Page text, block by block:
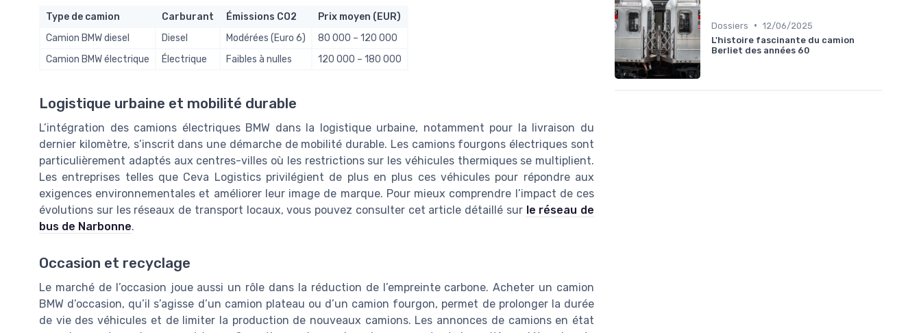
Type de camion Carburant Émissions CO2
Prix moyen (EUR)
Camion BMW diesel
Diesel Modérées (Euro 6)
80 000 – 120 000
Camion BMW électrique
Électrique Faibles à nulles 120 000 – 180 000
Logistique urbaine et mobilité durable
L’intégration des camions électriques BMW dans la logistique urbaine, notamment pour la livraison du
dernier kilomètre, s’inscrit dans une démarche de mobilité durable. Les camions fourgons électriques sont
particulièrement adaptés aux centres-villes où les restrictions sur les véhicules thermiques se multiplient.
Les entreprises telles que Ceva Logistics privilégient de plus en plus ces véhicules pour répondre aux
exigences environnementales et améliorer leur image de marque. Pour mieux comprendre l’impact de ces
évolutions sur les réseaux de transport locaux, vous pouvez consulter cet article détaillé sur le réseau de
bus de Narbonne.
Occasion et recyclage
Le marché de l’occasion joue aussi un rôle dans la réduction de l’empreinte carbone. Acheter un camion
BMW d’occasion, qu’il s’agisse d’un camion plateau ou d’un camion fourgon, permet de prolonger la durée
de vie des véhicules et de limiter la production de nouveaux camions. Les annonces de camions en état
Dossiers • 12/06/2025
L'histoire fascinante du camion
Berliet des années 60